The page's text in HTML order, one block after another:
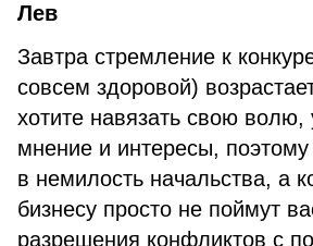
Лев
Завтра стремление к
совсем здоровой)
хотите навязать свою волю,
мнение и интересы,
в немилость начальства, а
бизнесу просто не поймут
разрешения конфликтов с